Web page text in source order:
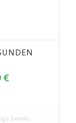
€Aktueller
Details